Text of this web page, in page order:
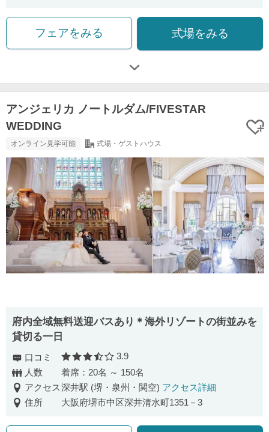
フェアをみる 式場をみる
アンジェリカ ノートルダム/FIVESTAR
WEDDING
オンライン見学可能 式場・ゲストハウス
府内全域無料送迎バスあり＊海外リゾートの街並みを
貸切る一日
口コミ 口コミ評価
3.9
人数
着席：20名 ～ 150名
アクセス深井駅 (堺・泉州・関空) アクセス詳細
住所
大阪府堺市中区深井清水町1351－3